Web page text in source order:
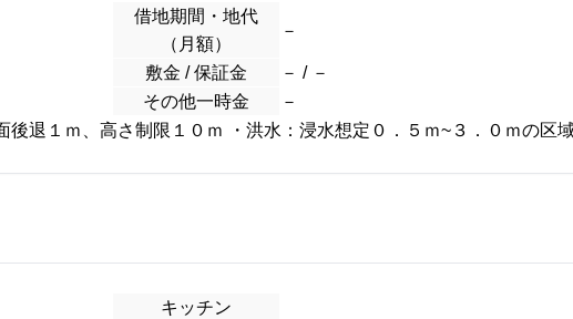
借地期間・地代
（月額）
－
敷金 / 保証金
－ / －
その他一時金 －
後退１ｍ、高さ制限１０ｍ ・洪水：浸水想定０．５ｍ~３．０ｍの区
キッチン